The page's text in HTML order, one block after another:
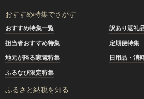
おすすめ特集でさがす
おすすめ特集一覧
訳あり返礼
担当者おすすめ特集
定期便特集
地元が誇る家電特集
日用品・消
ふるなび限定特集
ふるさと納税を知る